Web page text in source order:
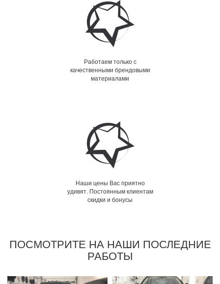
Работаем только с
качественными брендовыми
материалами
Наши цены Вас приятно
удивят. Постоянным клиентам
скидки и бонусы
ПОСМОТРИТЕ НА НАШИ ПОСЛЕДНИЕ
РАБОТЫ